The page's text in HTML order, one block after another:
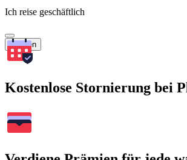
Ich reise geschäftlich
Suchen
Kostenlose Stornierung bei